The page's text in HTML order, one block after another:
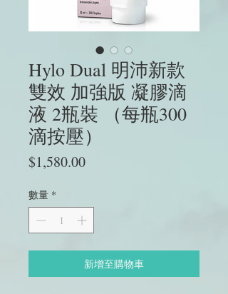
Hylo Dual 明沛新款
雙效 加強版 凝膠滴
液 2瓶裝 （每瓶300
滴按壓）
$1,580.00價
數量 *
新增至購物車